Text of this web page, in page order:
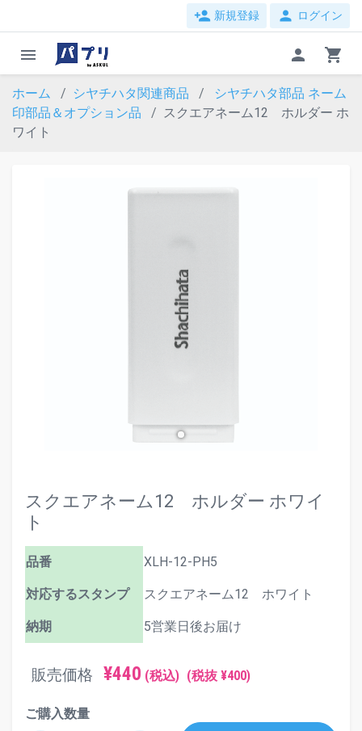
person_add 新規登録 person ログイン
menu person shopping_cart
ホーム シヤチハタ関連商品 シヤチハタ部品 ネーム
印部品＆オプション品
スクエアネーム12 ホルダー ホ
ワイト
スクエアネーム12 ホルダー ホワイ
ト
品番 XLH-12-PH5
対応するスタンプ スクエアネーム12 ホワイト
納期 5営業日後お届け
販売価格 ¥440 (税込) (税抜 ¥400)
ご購入数量